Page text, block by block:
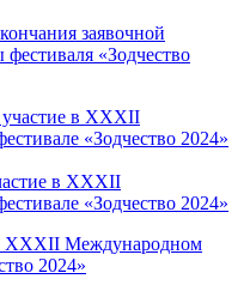
заявочной
«Зодчество
в XXXII
«Зодчество 2024»